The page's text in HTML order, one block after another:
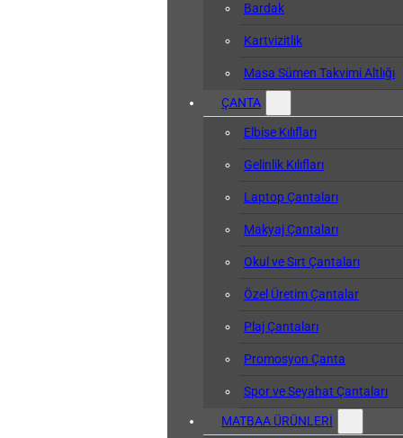
Bardak
Kartvizitlik
Masa Sümen Takvimi Altlığı
ÇANTA
Elbise Kılıfları
Gelinlik Kılıfları
Laptop Çantaları
Makyaj Çantaları
Okul ve Sırt Çantaları
Özel Üretim Çantalar
Plaj Çantaları
Promosyon Çanta
Spor ve Seyahat Çantaları
MATBAA ÜRÜNLERİ